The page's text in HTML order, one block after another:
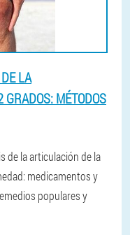
LA
MÉTODOS
de la articulación de la
medicamentos y
populares y